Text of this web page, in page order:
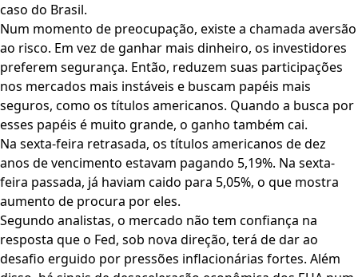
caso do Brasil.
Num momento de preocupação, existe a chamada aversão
ao risco. Em vez de ganhar mais dinheiro, os investidores
preferem segurança. Então, reduzem suas participações
nos mercados mais instáveis e buscam papéis mais
seguros, como os títulos americanos. Quando a busca por
esses papéis é muito grande, o ganho também cai.
Na sexta-feira retrasada, os títulos americanos de dez
anos de vencimento estavam pagando 5,19%. Na sexta-
feira passada, já haviam caido para 5,05%, o que mostra
aumento de procura por eles.
Segundo analistas, o mercado não tem confiança na
resposta que o Fed, sob nova direção, terá de dar ao
desafio erguido por pressões inflacionárias fortes. Além